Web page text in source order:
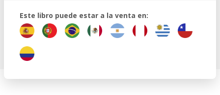
Este libro puede estar a la venta en: